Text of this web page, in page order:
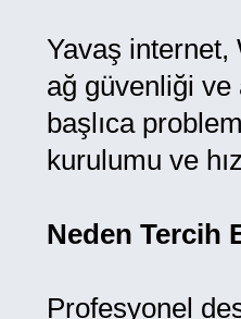
Yavaş
ağ güvenliği ve
başlıca
kurulumu ve
Neden Tercih
Profesyonel